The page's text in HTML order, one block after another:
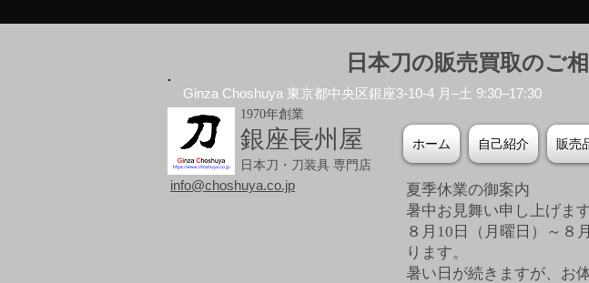
日本刀の販売買取のご
Ginza Choshuya 東京都中央区銀座3-10-4 月–土 9:30–17:30
1970年創業
銀座長州屋
日本刀・刀装具 専門店
ホーム 自己紹介 販売
info@choshuya.co.jp
夏季休業の御案内
暑中お見舞い申し上げます
８月10日（月曜日）～８
ります。
暑い日が続きますが、お